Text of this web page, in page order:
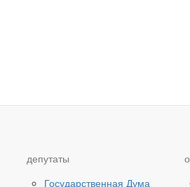
депутаты
Государственная Дума